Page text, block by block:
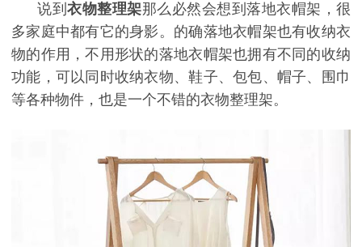
说到 衣物整理架那么必然会想到落地衣帽架，很
多家庭中都有它的身影。的确落地衣帽架也有收纳衣
物的作用，不用形状的落地衣帽架也拥有不同的收纳
功能，可以同时收纳衣物、鞋子、包包、帽子、围巾
等各种物件，也是一个不错的衣物整理架。